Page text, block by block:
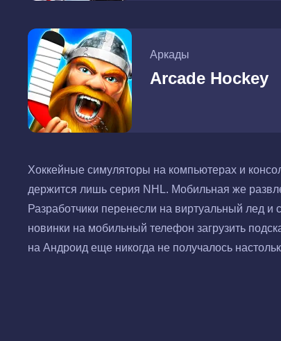
Аркады
Arcade Hockey
Хоккейные симуляторы на компьютерах и
держится лишь серия NHL. Мобильная же
Разработчики перенесли на виртуальный лед
новинки на мобильный телефон загрузить
на Андроид еще никогда не получалось